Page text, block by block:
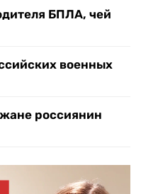
БПЛА, чей
военных
россиянин